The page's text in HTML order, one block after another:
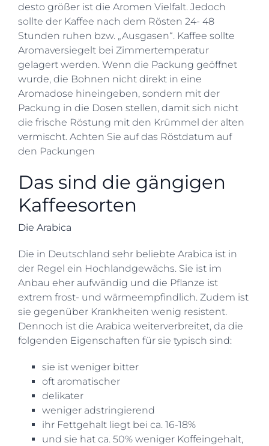
desto größer ist die Aromen Vielfalt. Jedoch
sollte der Kaffee nach dem Rösten 24- 48
Stunden ruhen bzw. „Ausgasen“. Kaffee sollte
Aromaversiegelt bei Zimmertemperatur
gelagert werden. Wenn die Packung geöffnet
wurde, die Bohnen nicht direkt in eine
Aromadose hineingeben, sondern mit der
Packung in die Dosen stellen, damit sich nicht
die frische Röstung mit den Krümmel der alten
vermischt. Achten Sie auf das Röstdatum auf
den Packungen
Das sind die gängigen
Kaffeesorten
Die Arabica
Die in Deutschland sehr beliebte Arabica ist in
der Regel ein Hochlandgewächs. Sie ist im
Anbau eher aufwändig und die Pflanze ist
extrem frost- und wärmeempfindlich. Zudem ist
sie gegenüber Krankheiten wenig resistent.
Dennoch ist die Arabica weiterverbreitet, da die
folgenden Eigenschaften für sie typisch sind:
sie ist weniger bitter
oft aromatischer
delikater
weniger adstringierend
ihr Fettgehalt liegt bei ca. 16-18%
und sie hat ca. 50% weniger Koffeingehalt,